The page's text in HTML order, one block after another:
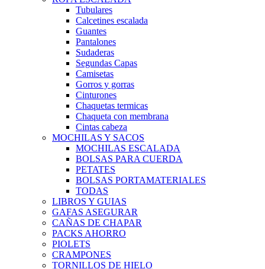
Tubulares
Calcetines escalada
Guantes
Pantalones
Sudaderas
Segundas Capas
Camisetas
Gorros y gorras
Cinturones
Chaquetas termicas
Chaqueta con membrana
Cintas cabeza
MOCHILAS Y SACOS
MOCHILAS ESCALADA
BOLSAS PARA CUERDA
PETATES
BOLSAS PORTAMATERIALES
TODAS
LIBROS Y GUIAS
GAFAS ASEGURAR
CAÑAS DE CHAPAR
PACKS AHORRO
PIOLETS
CRAMPONES
TORNILLOS DE HIELO